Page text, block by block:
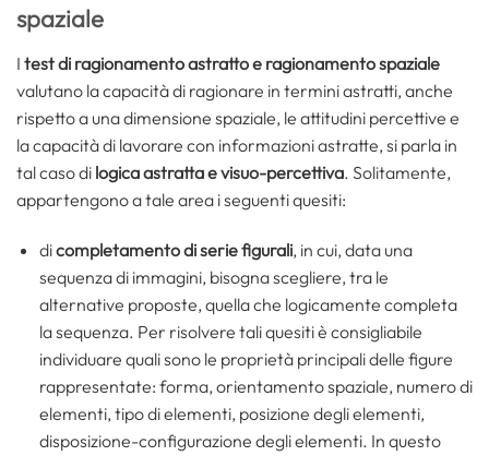
spaziale
I test di ragionamento astratto e ragionamento spaziale
valutano la capacità di ragionare in termini astratti, anche
rispetto a una dimensione spaziale, le attitudini percettive e
la capacità di lavorare con informazioni astratte, si parla in
tal caso di logica astratta e visuo-percettiva. Solitamente,
appartengono a tale area i seguenti quesiti:
dicompletamento di serie figurali, in cui, data una
sequenza di immagini, bisogna scegliere, tra le
alternative proposte, quella che logicamente completa
la sequenza. Per risolvere tali quesiti è consigliabile
individuare quali sono le proprietà principali delle figure
rappresentate: forma, orientamento spaziale, numero di
elementi, tipo di elementi, posizione degli elementi,
disposizione-configurazione degli elementi. In questo